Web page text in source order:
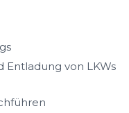
Entladung von LKWs